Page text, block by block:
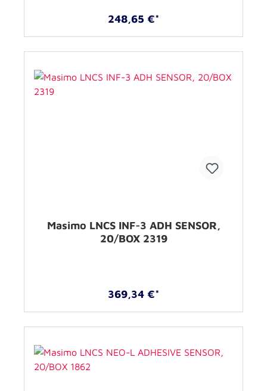
248,65 €*
Masimo LNCS INF-3 ADH SENSOR,
20/BOX 2319
369,34 €*